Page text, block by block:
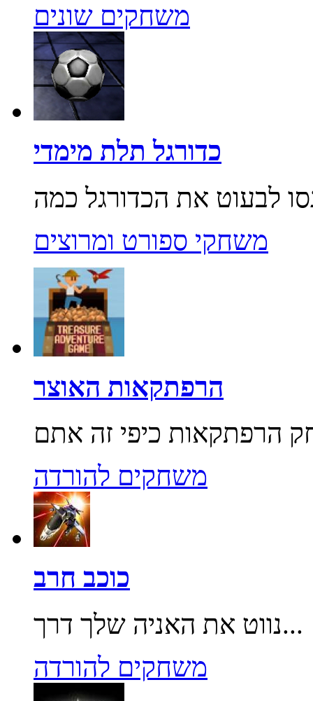
משחקים שונים
כדורגל תלת מימדי
משחקי ספורט ומרוצים
הרפתקאות האוצר
משחקים להורדה
כוכב חרב
נווט את האניה שלך דרך...
משחקים להורדה